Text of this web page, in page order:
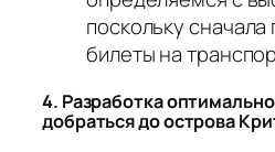
поскольку сначала
билеты на
4. Разработка
добраться до острова